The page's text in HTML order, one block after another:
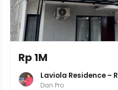
Rp 1M
Laviola Residence –
Scandinavian Di
Dan Pro